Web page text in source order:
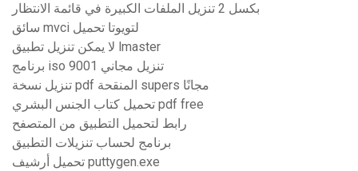
بكسل 2 تنزيل الملفات الكبيرة في قائمة الانتظار
سائق mvci لتويوتا تحميل
لا يمكن تنزيل تطبيق lmaster
برنامج iso 9001 تنزيل مجاني
تنزيل نسخة pdf المنقحة supers مجانًا
تحميل كتاب الجنس البشري pdf free
رابط لتحميل التطبيق من المتصفح
برنامج لحساب تنزيلات التطبيق
تحميل أرشيف puttygen.exe